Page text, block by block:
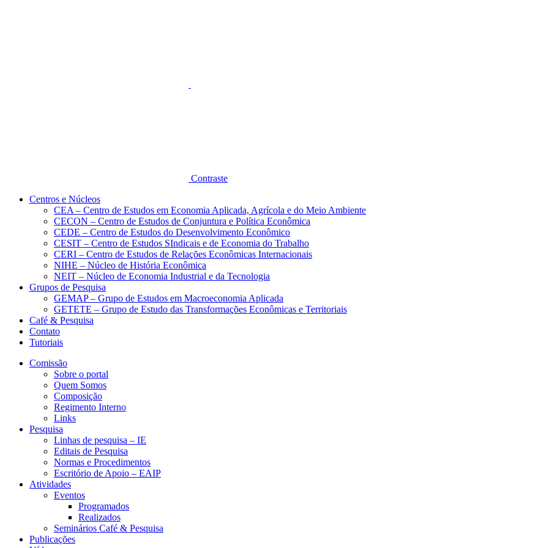
Contraste
Centros e Núcleos
CEA – Centro de Estudos em Economia Aplicada, Agrícola e do Meio Ambiente
CECON – Centro de Estudos de Conjuntura e Política Econômica
CEDE – Centro de Estudos do Desenvolvimento Econômico
CESIT – Centro de Estudos SIndicais e de Economia do Trabalho
CERI – Centro de Estudos de Relações Econômicas Internacionais
NIHE – Núcleo de História Econômica
NEIT – Núcleo de Economia Industrial e da Tecnologia
Grupos de Pesquisa
GEMAP – Grupo de Estudos em Macroeconomia Aplicada
GETETE – Grupo de Estudo das Transformações Econômicas e Territoriais
Café & Pesquisa
Contato
Tutoriais
Comissão
Sobre o portal
Quem Somos
Composição
Regimento Interno
Links
Pesquisa
Linhas de pesquisa – IE
Editais de Pesquisa
Normas e Procedimentos
Escritório de Apoio – EAIP
Atividades
Eventos
Programados
Realizados
Seminários Café & Pesquisa
Publicações